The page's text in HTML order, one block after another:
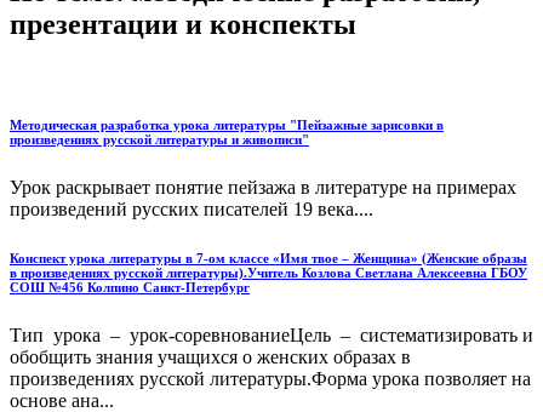
презентации и конспекты
Методическая разработка урока литературы "Пейзажные зарисовки в
произведениях русской литературы и живописи"
Урок раскрывает понятие пейзажа в литературе на примерах
произведений русских писателей 19 века....
Конспект урока литературы в 7-ом классе «Имя твое – Женщина» (Женские образы
в произведениях русской литературы).Учитель Козлова Светлана Алексеевна ГБОУ
СОШ №456 Колпино Санкт-Петербург
Тип урока – урок-соревнованиеЦель – систематизировать и
обобщить знания учащихся о женских образах в
произведениях русской литературы.Форма урока позволяет на
основе ана...